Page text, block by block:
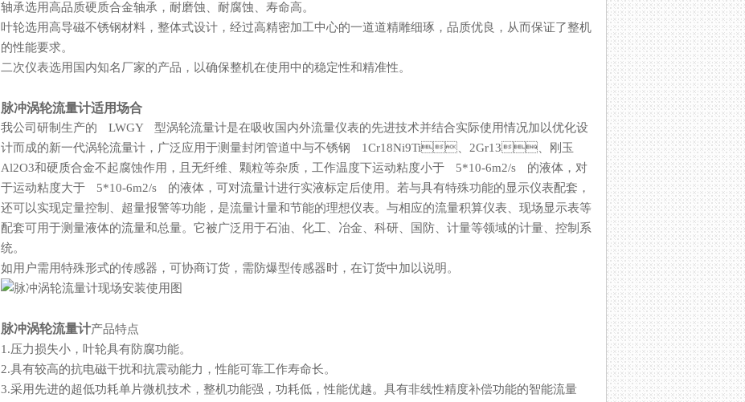
轴承选用高品质硬质合金轴承，耐磨蚀、耐腐蚀、寿命高。
叶轮选用高导磁不锈钢材料，整体式设计，经过高精密加工中心的一道道精雕细琢，品质优良，从而保证了整机
的性能要求。
二次仪表选用国内知名厂家的产品，以确保整机在使用中的稳定性和精准性。
脉冲涡轮流量计适用场合
我公司研制生产的 LWGY 型涡轮流量计是在吸收国内外流量仪表的先进技术并结合实际使用情况加以优化设
计而成的新一代涡轮流量计，广泛应用于测量封闭管道中与不锈钢 1Cr18Ni9Ti、2Gr13、刚玉
Al2O3和硬质合金不起腐蚀作用，且无纤维、颗粒等杂质，工作温度下运动粘度小于 5*10-6m2/s 的液体，对
于运动粘度大于 5*10-6m2/s 的液体，可对流量计进行实液标定后使用。若与具有特殊功能的显示仪表配套，
还可以实现定量控制、超量报警等功能，是流量计量和节能的理想仪表。与相应的流量积算仪表、现场显示表等
配套可用于测量液体的流量和总量。它被广泛用于石油、化工、冶金、科研、国防、计量等领域的计量、控制系
统。
如用户需用特殊形式的传感器，可协商订货，需防爆型传感器时，在订货中加以说明。
脉冲涡轮流量计产品特点
1.压力损失小，叶轮具有防腐功能。
2.具有较高的抗电磁干扰和抗震动能力，性能可靠工作寿命长。
3.采用先进的超低功耗单片微机技术，整机功能强，功耗低，性能优越。具有非线性精度补偿功能的智能流量